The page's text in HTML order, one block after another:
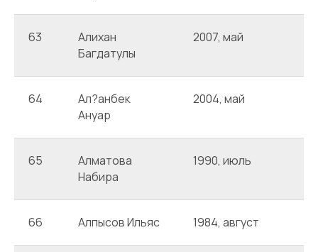
63
Алихан
Багдатулы
2007, май
64
Ал?анбек
Ануар
2004, май
65
Алматова
Набира
1990, июль
66 Алпысов Ильяс 1984, август